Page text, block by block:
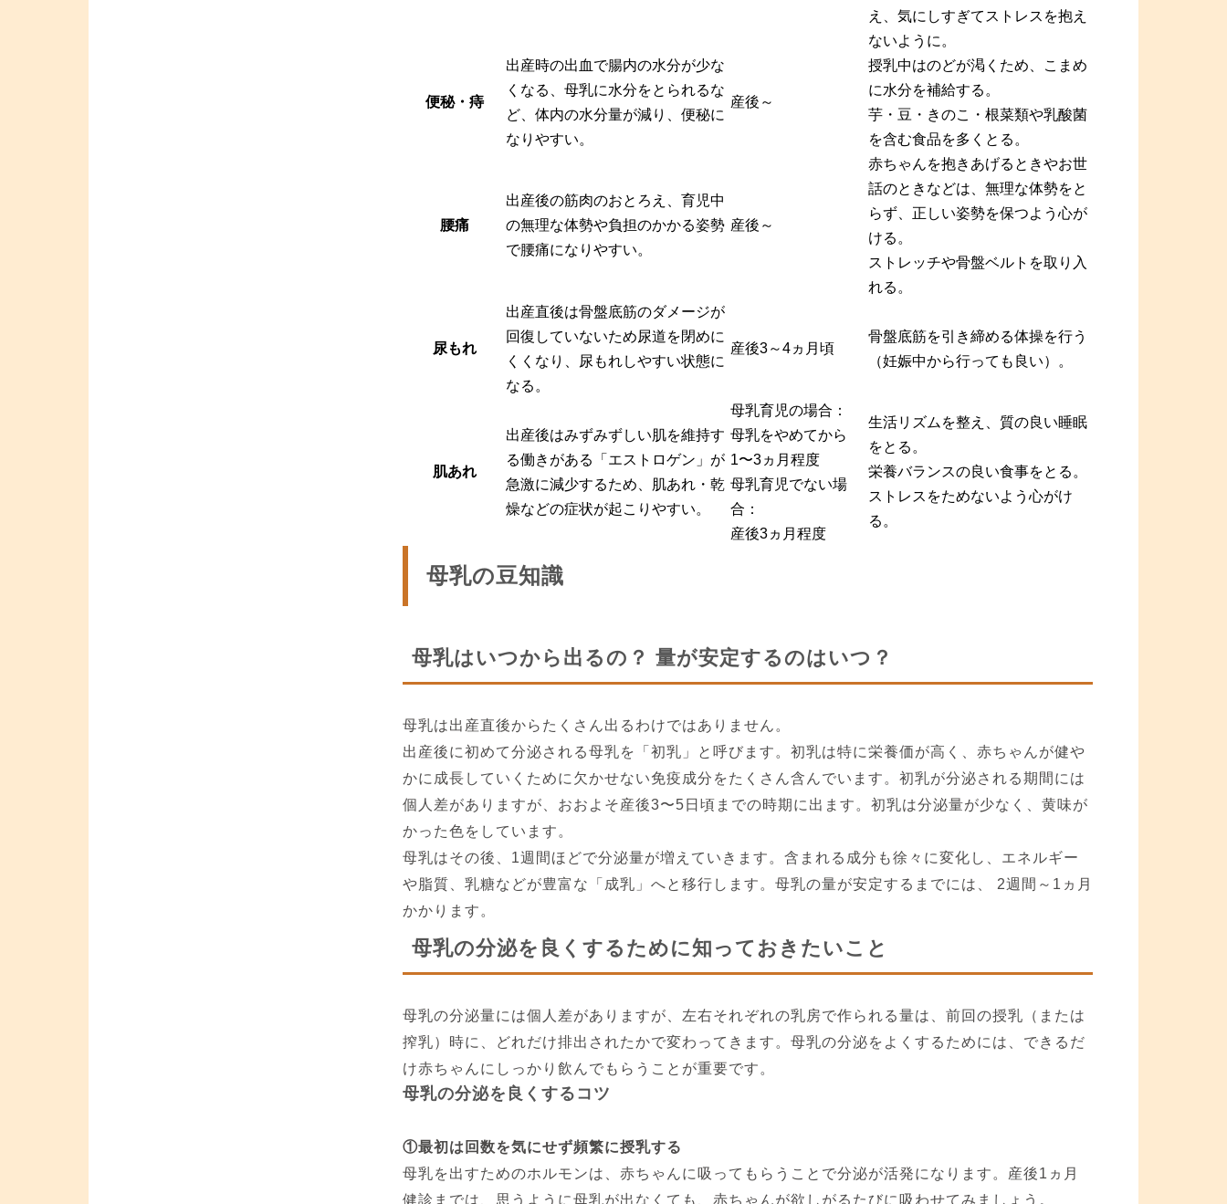
え、気にしすぎてストレスを抱え
ないように。
便秘・痔
出産時の出血で腸内の水分が少な
くなる、母乳に水分をとられるな
ど、体内の水分量が減り、便秘に
なりやすい。
産後～
授乳中はのどが渇くため、こまめ
に水分を補給する。
芋・豆・きのこ・根菜類や乳酸菌
を含む食品を多くとる。
腰痛
出産後の筋肉のおとろえ、育児中
の無理な体勢や負担のかかる姿勢
で腰痛になりやすい。
産後～
赤ちゃんを抱きあげるときやお世
話のときなどは、無理な体勢をと
らず、正しい姿勢を保つよう心が
ける。
ストレッチや骨盤ベルトを取り入
れる。
尿もれ
出産直後は骨盤底筋のダメージが
回復していないため尿道を閉めに
くくなり、尿もれしやすい状態に
なる。
産後3～4ヵ月頃
骨盤底筋を引き締める体操を行う
（妊娠中から行っても良い）。
肌あれ
出産後はみずみずしい肌を維持す
る働きがある「エストロゲン」が
急激に減少するため、肌あれ・乾
燥などの症状が起こりやすい。
母乳育児の場合：
母乳をやめてから
1〜3ヵ月程度
母乳育児でない場
合：
産後3ヵ月程度
生活リズムを整え、質の良い睡眠
をとる。
栄養バランスの良い食事をとる。
ストレスをためないよう心がけ
る。
母乳の豆知識
母乳はいつから出るの？ 量が安定するのはいつ？
母乳は出産直後からたくさん出るわけではありません。
出産後に初めて分泌される母乳を「初乳」と呼びます。初乳は特に栄養価が高く、赤ちゃんが健や
かに成長していくために欠かせない免疫成分をたくさん含んでいます。初乳が分泌される期間には
個人差がありますが、おおよそ産後3〜5日頃までの時期に出ます。初乳は分泌量が少なく、黄味が
かった色をしています。
母乳はその後、1週間ほどで分泌量が増えていきます。含まれる成分も徐々に変化し、エネルギー
や脂質、乳糖などが豊富な「成乳」へと移行します。母乳の量が安定するまでには、 2週間～1ヵ月
かかります。
母乳の分泌を良くするために知っておきたいこと
母乳の分泌量には個人差がありますが、左右それぞれの乳房で作られる量は、前回の授乳（または
搾乳）時に、どれだけ排出されたかで変わってきます。母乳の分泌をよくするためには、できるだ
け赤ちゃんにしっかり飲んでもらうことが重要です。
母乳の分泌を良くするコツ
①最初は回数を気にせず頻繁に授乳する
母乳を出すためのホルモンは、赤ちゃんに吸ってもらうことで分泌が活発になります。産後1ヵ月
健診までは、思うように母乳が出なくても、赤ちゃんが欲しがるたびに吸わせてみましょう。